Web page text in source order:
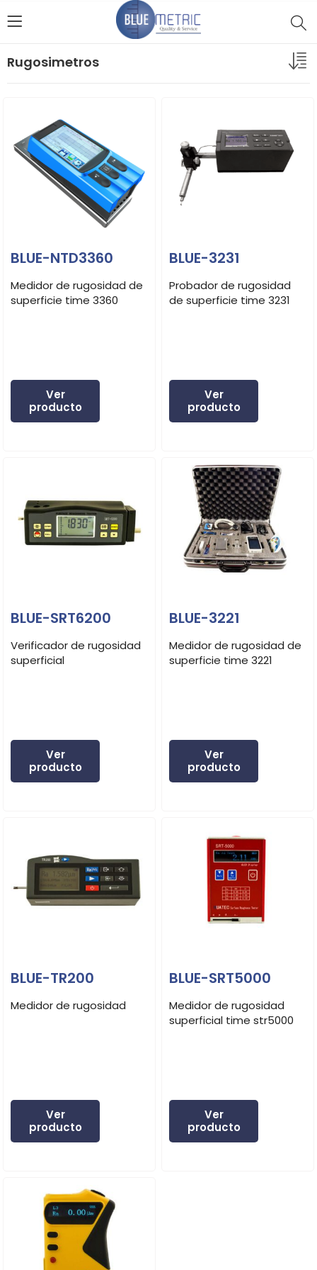
Rugosimetros
BLUE-NTD3360
Medidor de rugosidad de
superficie time 3360
Ver
producto
BLUE-3231
Probador de rugosidad
de superficie time 3231
Ver
producto
BLUE-SRT6200
Verificador de rugosidad
superficial
Ver
producto
BLUE-3221
Medidor de rugosidad de
superficie time 3221
Ver
producto
BLUE-TR200
Medidor de rugosidad
Ver
producto
BLUE-SRT5000
Medidor de rugosidad
superficial time str5000
Ver
producto